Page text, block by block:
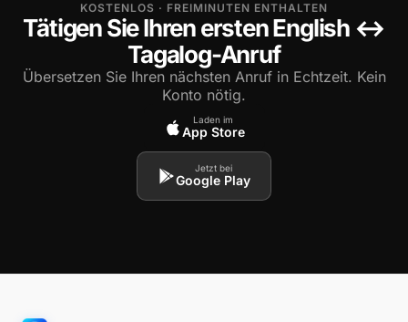
KOSTENLOS · FREIMINUTEN ENTHALTEN
Tätigen Sie Ihren ersten English ↔
Tagalog-Anruf
Übersetzen Sie Ihren nächsten Anruf in Echtzeit. Kein
Konto nötig.
Laden im
App Store
Jetzt bei
Google Play